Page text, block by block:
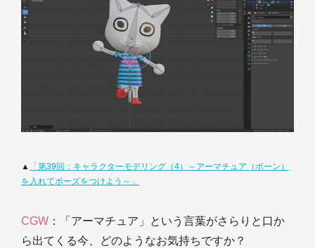
▲
「第39回：キャラクターモデリング（4）～アーマチュア（ボーン）
を入れてポーズをつけよう～」
CGW ：「アーマチュア」という言葉がさらりと口か
ら出てくる今、どのようなお気持ちですか？